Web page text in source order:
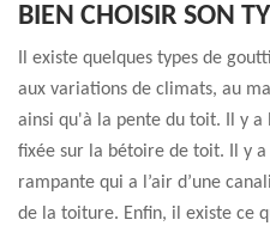
BIEN CHOISIR SON
Il existe quelques types de
aux variations de climats, au
ainsi qu'à la pente du toit. Il y
fixée sur la bétoire de toit. Il y
rampante qui a l’air d’une
de la toiture. Enfin, il existe ce